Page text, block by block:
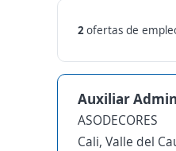
2ofertas de
Auxiliar
ASODECORES
Cali, Valle del